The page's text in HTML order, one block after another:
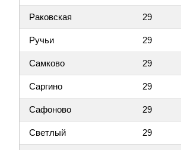
Раковская 29
Ручьи 29
Самково 29
Саргино 29
Сафоново 29
Светлый 29